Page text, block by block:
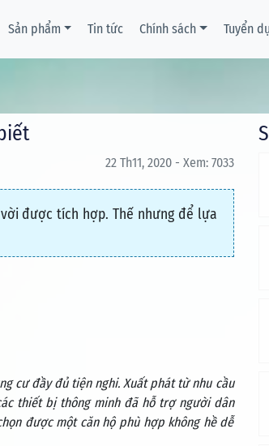
Sản phẩm Tin tức Chính sách Tuyển
22 Th11, 2020 - Xem: 7033
được tích hợp. Thế nhưng để lựa
cư đầy đủ tiện nghi. Xuất phát từ nhu cầu
thiết bị thông minh đã hỗ trợ người dân
được một căn hộ phù hợp không hề dễ